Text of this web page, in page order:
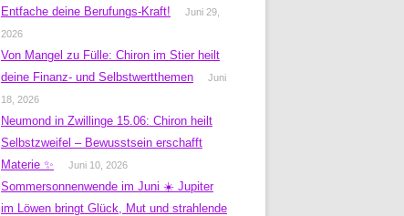
Entfache deine Berufungs-Kraft!
Juni 29,
2026
Von Mangel zu Fülle: Chiron im Stier heilt
deine Finanz- und Selbstwertthemen
Juni
18, 2026
Neumond in Zwillinge 15.06: Chiron heilt
Selbstzweifel – Bewusstsein erschafft
Materie ✨
Juni 10, 2026
Sommersonnenwende im Juni ☀️ Jupiter
im Löwen bringt Glück, Mut und strahlende